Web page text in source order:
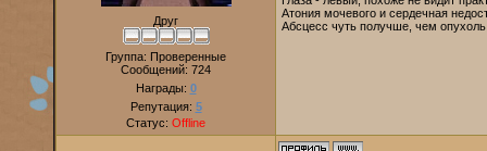
Друг
Группа: Проверенные
Сообщений: 724
Награды: 0
Репутация: 5
Статус: Offline
Атония мочевого и сердечная
Абсцесс чуть получше, чем